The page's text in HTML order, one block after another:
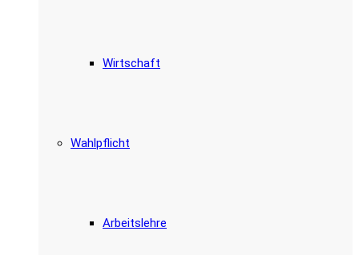
Wirtschaft
Wahlpflicht
Arbeitslehre